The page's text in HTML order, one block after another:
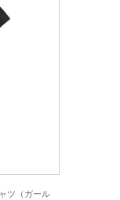
ツ（ガール